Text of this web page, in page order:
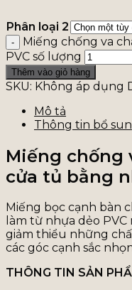
Phân loại 2
Miếng chống va
PVC số lượng
Thêm vào giỏ hàng
SKU: Không áp dụng
Mô tả
Thông tin bổ
Miếng chống
cửa tủ bằng
Miếng bọc cạnh bàn
làm từ nhựa dẻo
giảm thiểu những
các góc cạnh sắc
THÔNG TIN SẢN